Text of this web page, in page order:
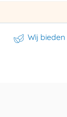
Wij bieden